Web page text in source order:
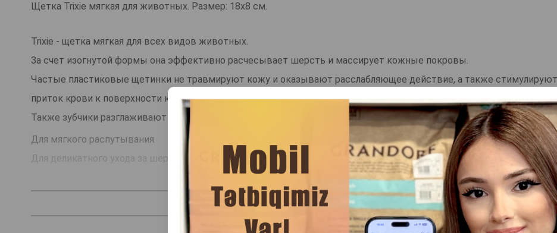
Щетка Trixie мягкая для животных. Размер: 18х8 см.
Trixie - щетка мягкая для всех видов животных.
За счет изогнутой формы она эффективно расчесывает шерсть и массирует кожные покровы.
Частые пластиковые щетинки не травмируют кожу и оказывают расслабляющее действие, а также стимулируют
приток крови к поверхности кожи, питая волосяные луковицы.
Также зубчики разглаживают и распутывают шерсть.
Для мягкого распутывания.
Для деликатного ухода за шерстью и подшёрстком
Удобная эргономическая форма.
ЧИТАТЬ ДАЛЬШЕ